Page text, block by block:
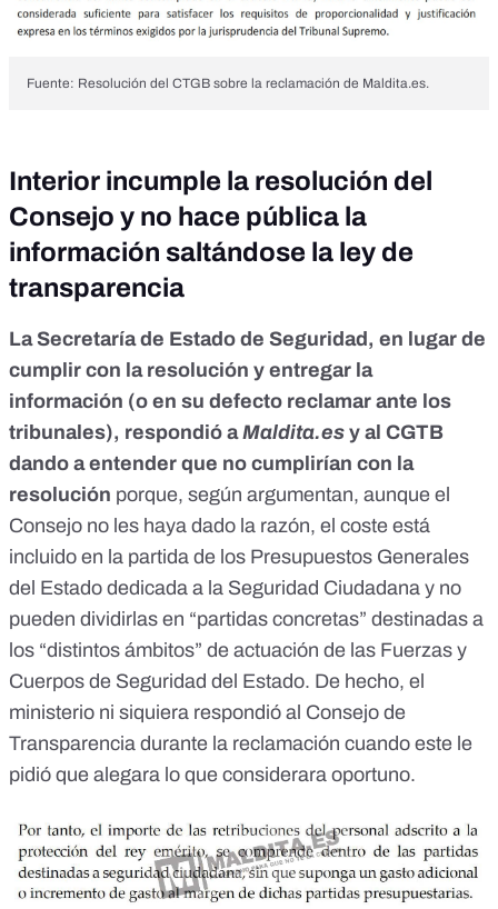
Fuente: Resolución del CTGB sobre la reclamación de Maldita.es.
Interior incumple la resolución del
Consejo y no hace pública la
información saltándose la ley de
transparencia
La Secretaría de Estado de Seguridad, en lugar de
cumplir con la resolución y entregar la
información (o en su defecto reclamar ante los
tribunales), respondió aMaldita.es y al CGTB
dando a entender que no cumplirían con la
resolución porque, según argumentan, aunque el
Consejo no les haya dado la razón, el coste está
incluido en la partida de los Presupuestos Generales
del Estado dedicada a la Seguridad Ciudadana y no
pueden dividirlas en “partidas concretas” destinadas a
los “distintos ámbitos” de actuación de las Fuerzas y
Cuerpos de Seguridad del Estado. De hecho, el
ministerio ni siquiera respondió al Consejo de
Transparencia durante la reclamación cuando este le
pidió que alegara lo que considerara oportuno.